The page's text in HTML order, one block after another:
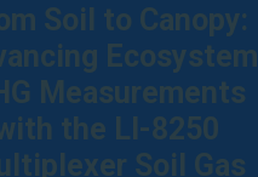
Soil to Canopy:
Ecosystem
Measurements
the LI-8250
Soil Gas